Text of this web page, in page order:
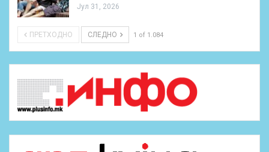
Јул 31, 2026
ПРЕТХОДНО СЛЕДНО 1 of 1.084